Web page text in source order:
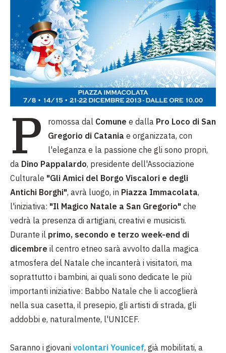
P romossa dal Comune e dalla Pro Loco di San
Gregorio di Catania e organizzata, con
l'eleganza e la passione che gli sono propri,
da Dino Pappalardo, presidente dell'Associazione
Culturale "Gli Amici del Borgo Viscalori e degli
Antichi Borghi", avrà luogo, in Piazza Immacolata,
l'iniziativa: "Il Magico Natale a San Gregorio" che
vedrà la presenza di artigiani, creativi e musicisti.
Durante il primo, secondo e terzo week-end di
dicembre il centro etneo sarà avvolto dalla magica
atmosfera del Natale che incanterà i visitatori, ma
soprattutto i bambini, ai quali sono dedicate le più
importanti iniziative: Babbo Natale che li accoglierà
nella sua casetta, il presepio, gli artisti di strada, gli
addobbi e, naturalmente, l'UNICEF.
Saranno i giovani volontari Younicef, già mobilitati, a